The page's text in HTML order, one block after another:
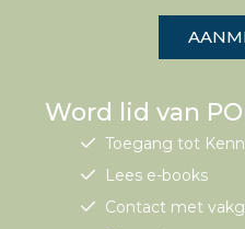
Word lid van
Toegang tot
Lees e-books
Contact met